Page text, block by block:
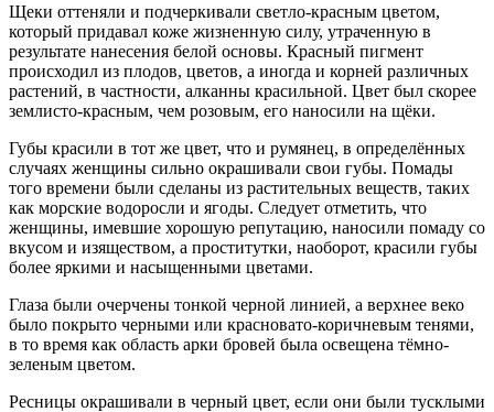
Щеки оттеняли и подчеркивали светло-красным цветом,
который придавал коже жизненную силу, утраченную в
результате нанесения белой основы. Красный пигмент
происходил из плодов, цветов, а иногда и корней различных
растений, в частности, алканны красильной. Цвет был скорее
землисто-красным, чем розовым, его наносили на щёки.
Губы красили в тот же цвет, что и румянец, в определённых
случаях женщины сильно окрашивали свои губы. Помады
того времени были сделаны из растительных веществ, таких
как морские водоросли и ягоды. Следует отметить, что
женщины, имевшие хорошую репутацию, наносили помаду со
вкусом и изяществом, а проститутки, наоборот, красили губы
более яркими и насыщенными цветами.
Глаза были очерчены тонкой черной линией, а верхнее веко
было покрыто черными или красновато-коричневым тенями,
в то время как область арки бровей была освещена тёмно-
зеленым цветом.
Ресницы окрашивали в черный цвет, если они были тусклыми